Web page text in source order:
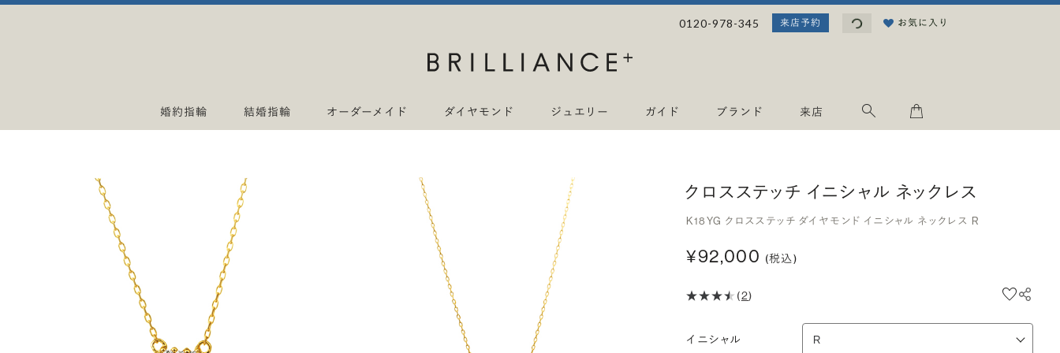
0120-978-345 来店予約 読み込み中...お気に入り
婚約指輪 結婚指輪 オーダーメイド ダイヤモンド ジュエリー ガイド ブランド 来店
クロスステッチ イニシャル ネックレス
K18YG クロスステッチ ダイヤモンド イニシャル ネックレス R
¥92,000 (税込)
(2)
イニシャル